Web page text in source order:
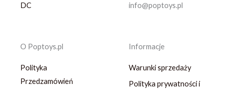
DC
info@poptoys.pl
O Poptoys.pl
Polityka
Przedzamówień
Informacje
Warunki sprzedaży
Polityka prywatności i